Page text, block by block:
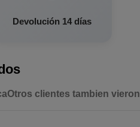
Devolución 14 días
Otros clientes tambien vieron